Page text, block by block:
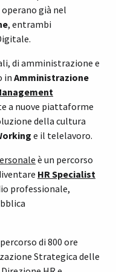
già nel
, entrambi
di amministrazione e
in Amministrazione
a nuove piattaforme
della cultura
e il telelavoro.
è un percorso
HR Specialist
professionale,
di 800 ore
Strategica delle